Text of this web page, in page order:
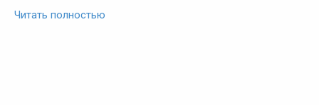
Читать полностью